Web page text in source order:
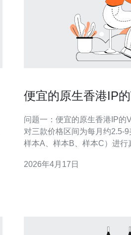
便宜的原生香港IP
问题一：便宜的原生香港IP的
对三款价格区间为每月约2.5-
样本A、样本B、样本C）进行
存在不同程度的丢包率。 主要
2026年4月17日